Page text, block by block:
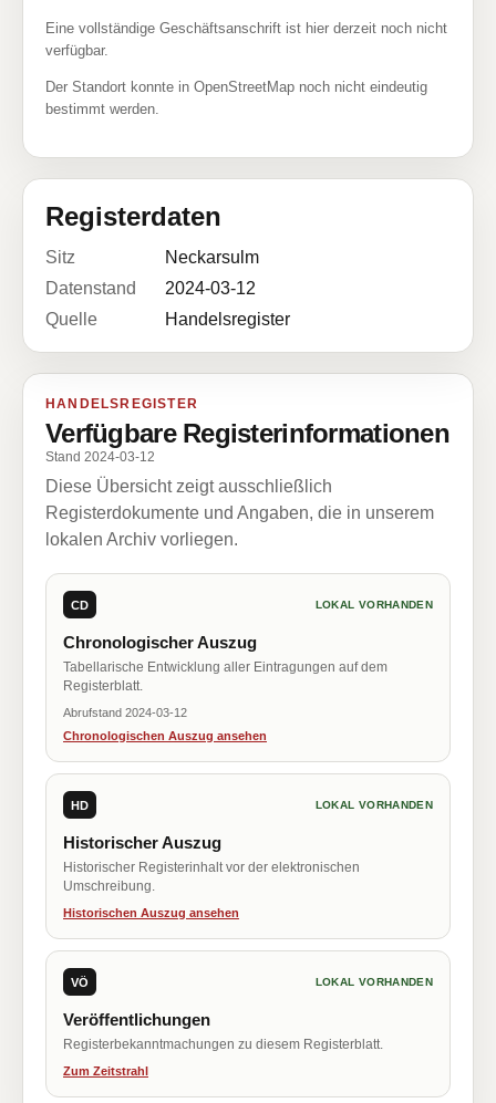
Eine vollständige Geschäftsanschrift ist hier derzeit noch nicht
verfügbar.
Der Standort konnte in OpenStreetMap noch nicht eindeutig
bestimmt werden.
Registerdaten
Sitz
Neckarsulm
Datenstand
2024-03-12
Quelle
Handelsregister
HANDELSREGISTER
Verfügbare Registerinformationen
Stand 2024-03-12
Diese Übersicht zeigt ausschließlich
Registerdokumente und Angaben, die in unserem
lokalen Archiv vorliegen.
CD LOKAL VORHANDEN
Chronologischer Auszug
Tabellarische Entwicklung aller Eintragungen auf dem
Registerblatt.
Abrufstand 2024-03-12
Chronologischen Auszug ansehen
HD LOKAL VORHANDEN
Historischer Auszug
Historischer Registerinhalt vor der elektronischen
Umschreibung.
Historischen Auszug ansehen
VÖ LOKAL VORHANDEN
Veröffentlichungen
Registerbekanntmachungen zu diesem Registerblatt.
Zum Zeitstrahl